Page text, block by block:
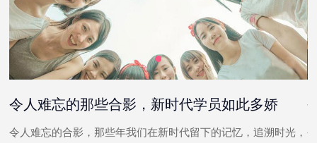
令人难忘的那些合影，新时代学员如此多娇
令人难忘的合影，那些年我们在新时代留下的记忆，追溯时光，